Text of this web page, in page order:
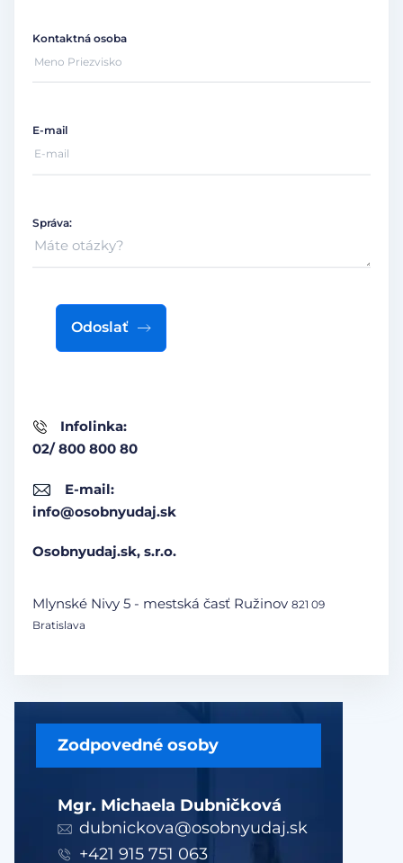
Zodpovedné osoby
Mgr. Michaela Dubničková
dubnickova@osobnyudaj.sk
+421 915 751 063
Infolinka:
02/ 800 800 80
E-mail:
info@osobnyudaj.sk
Osobnyudaj.sk, s.r.o.
Mlynské Nivy 5 - mestská časť Ružinov 821 09
Bratislava
Kontaktná osoba
E-mail
Správa:
Odoslať